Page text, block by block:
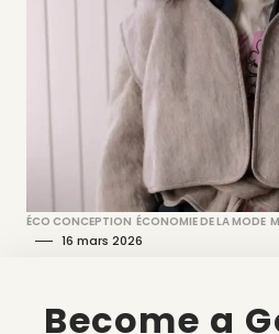
ÉCO CONCEPTION ÉCONOMIE DE LA MODE
16 mars 2026
succès international
Become a